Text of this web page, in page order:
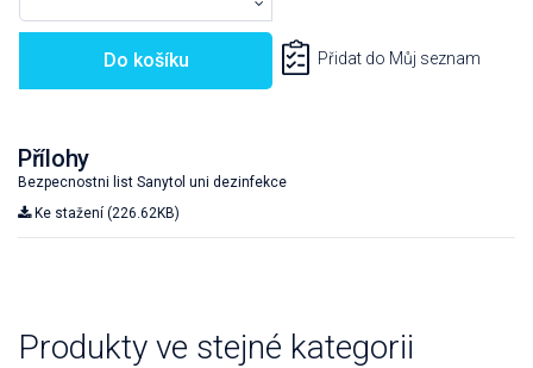
Do košíku Přidat do Můj seznam
Přílohy
Bezpecnostni list Sanytol uni dezinfekce
Ke stažení (226.62KB)
Produkty ve stejné kategorii